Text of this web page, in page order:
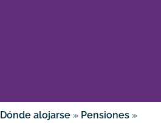
Dónde alojarse » Pensiones »